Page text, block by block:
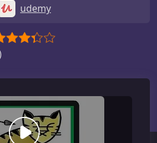
udemy